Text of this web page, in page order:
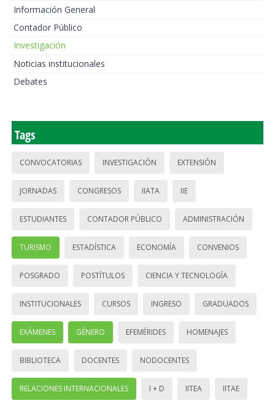
Información General
Contador Público
Investigación
Noticias institucionales
Debates
Tags
CONVOCATORIAS INVESTIGACIÓN EXTENSIÓN
JORNADAS CONGRESOS IIATA IIE
ESTUDIANTES CONTADOR PÚBLICO ADMINISTRACIÓN
TURISMO ESTADÍSTICA ECONOMÍA CONVENIOS
POSGRADO POSTÍTULOS CIENCIA Y TECNOLOGÍA
INSTITUCIONALES CURSOS INGRESO GRADUADOS
EXÁMENES GÉNERO EFEMÉRIDES HOMENAJES
BIBLIOTECA DOCENTES NODOCENTES
RELACIONES INTERNACIONALES I + D IITEA IITAE